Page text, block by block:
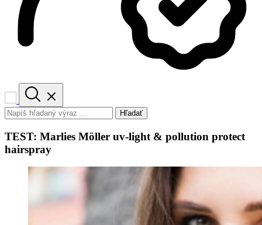
Hľadať
TEST: Marlies Möller uv-light & pollution protect
hairspray